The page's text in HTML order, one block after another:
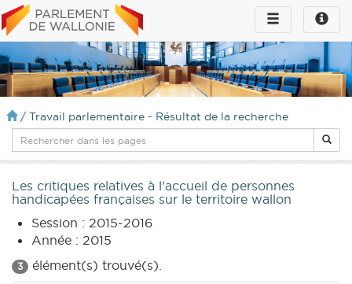
Toggle
infos
Toggle
navigation
/ Travail parlementaire - Résultat de la recherche
Les critiques relatives à l’accueil de personnes
handicapées françaises sur le territoire wallon
Session : 2015-2016
Année : 2015
3 élément(s) trouvé(s).